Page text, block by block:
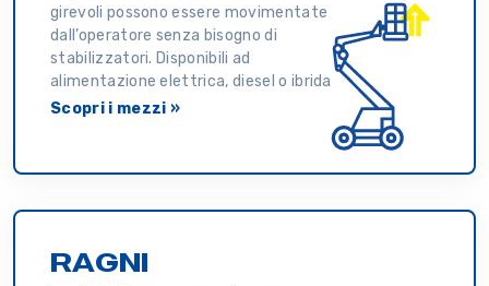
girevoli possono essere movimentate
dall’operatore senza bisogno di
stabilizzatori. Disponibili ad
alimentazione elettrica, diesel o ibrida
Scopri i mezzi »
RAGNI